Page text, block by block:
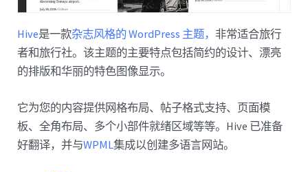
Hive是一款杂志风格的 WordPress 主题， 非常适合旅行
者和旅行社。该主题的主要特点包括简约的设计、漂亮
的排版和华丽的特色图像显示。
它为您的内容提供网格布局、帖子格式支持、页面模
板、全角布局、多个小部件就绪区域等等。Hive 已准备
好翻译，并与WPML集成以创建多语言网站。